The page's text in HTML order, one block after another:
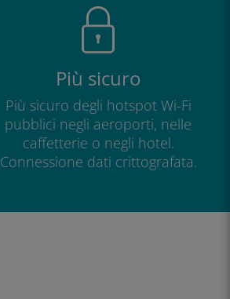
Più sicuro
Più sicuro degli hotspot Wi-Fi
pubblici negli aeroporti, nelle
caffetterie o negli hotel.
Connessione dati crittografata.